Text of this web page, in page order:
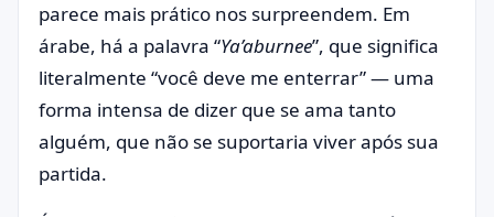
parece mais prático nos surpreendem. Em
árabe, há a palavra “Ya’aburnee”, que significa
literalmente “você deve me enterrar” — uma
forma intensa de dizer que se ama tanto
alguém, que não se suportaria viver após sua
partida.